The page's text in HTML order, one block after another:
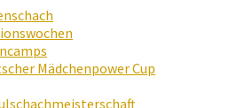
Mädchenpower Cup